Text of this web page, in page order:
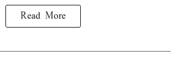
Read More